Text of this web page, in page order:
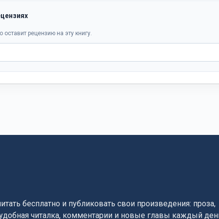
оставит рецензию на эту книгу.
бесплатно и публиковать свои произведения: проза,
читалка, комментарии и новые главы каждый